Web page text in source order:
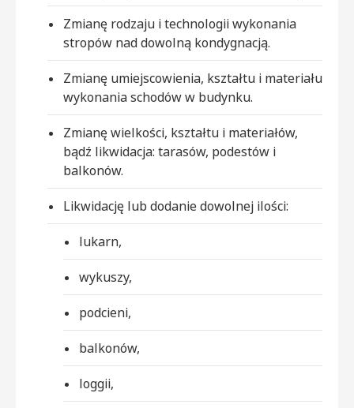
Zmianę rodzaju i technologii wykonania
stropów nad dowolną kondygnacją.
Zmianę umiejscowienia, kształtu i materiału
wykonania schodów w budynku.
Zmianę wielkości, kształtu i materiałów,
bądź likwidacja: tarasów, podestów i
balkonów.
Likwidację lub dodanie dowolnej ilości:
lukarn,
wykuszy,
podcieni,
balkonów,
loggii,